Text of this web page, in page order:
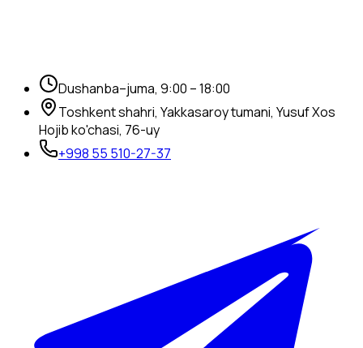
Dushanba–juma, 9:00 – 18:00
Toshkent shahri, Yakkasaroy tumani, Yusuf Xos
Hojib ko'chasi, 76-uy
+998 55 510-27-37